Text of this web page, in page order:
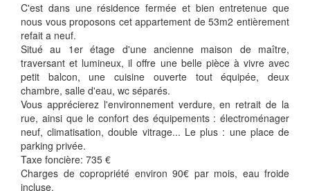
C'est dans une résidence fermée et bien entretenue que
nous vous proposons cet appartement de 53m2 entièrement
refait a neuf.
Situé au 1er étage d'une ancienne maison de maître,
traversant et lumineux, il offre une belle pièce à vivre avec
petit balcon, une cuisine ouverte tout équipée, deux
chambre, salle d'eau, wc séparés.
Vous apprécierez l'environnement verdure, en retrait de la
rue, ainsi que le confort des équipements : électroménager
neuf, climatisation, double vitrage... Le plus : une place de
parking privée.
Taxe foncière: 735 €
Charges de copropriété environ 90€ par mois, eau froide
incluse.